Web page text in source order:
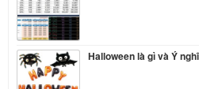
Halloween là gì và Ý